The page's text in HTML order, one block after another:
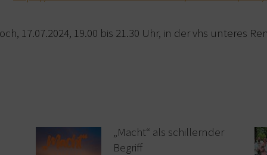
17.07.2024, 19.00 bis 21.30 Uhr, in der vhs unteres
„Macht“ als schillernder
Begriff